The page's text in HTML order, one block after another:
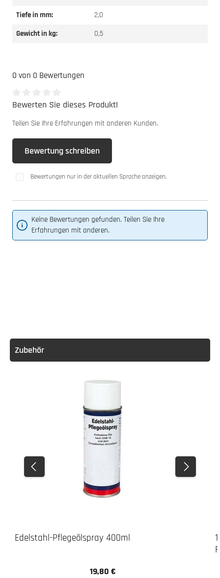
Tiefe in mm:
2,0
Gewicht in kg:
0,5
0 von 0 Bewertungen
Durchschnittliche Bewertung von 0 von 5 Sternen
Bewerten Sie dieses Produkt!
Teilen Sie Ihre Erfahrungen mit anderen Kunden.
Bewertung schreiben
Bewertungen nur in der aktuellen Sprache anzeigen.
Keine Bewertungen gefunden. Teilen Sie Ihre
Erfahrungen mit anderen.
Zubehör
Edelstahl-Pflegeölspray 400ml
Regulärer Preis:
19,80 €